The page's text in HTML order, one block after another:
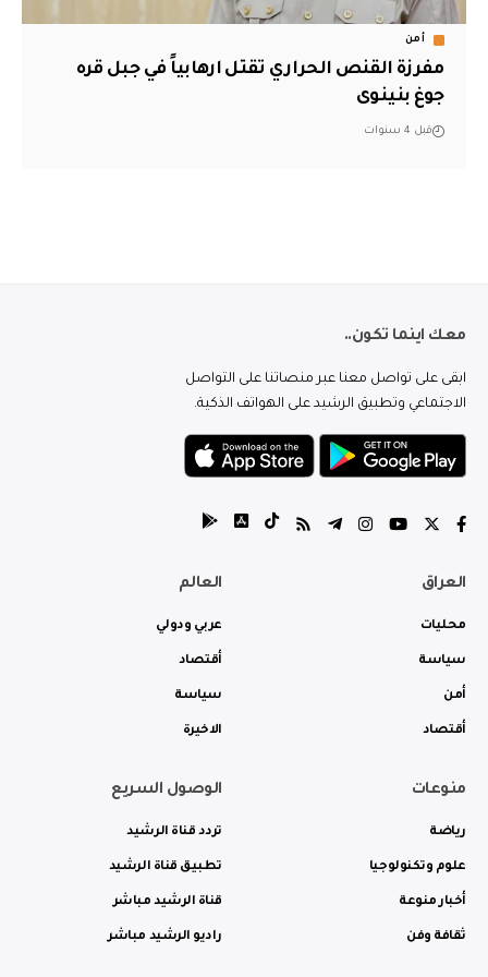
أمن
مفرزة القنص الحراري تقتل ارهابياً في جبل قره
جوغ بنينوى
قبل 4 سنوات
معك اينما تكون..
ابقى على تواصل معنا عبر منصاتنا على التواصل
الاجتماعي وتطبيق الرشيد على الهواتف الذكية.
العراق
محليات
سياسة
أمن
أقتصاد
العالم
عربي ودولي
أقتصاد
سياسة
الاخيرة
منوعات
رياضة
علوم وتكنولوجيا
أخبار منوعة
ثقافة وفن
الوصول السريع
تردد قناة الرشيد
تطبيق قناة الرشيد
قناة الرشيد مباشر
راديو الرشيد مباشر